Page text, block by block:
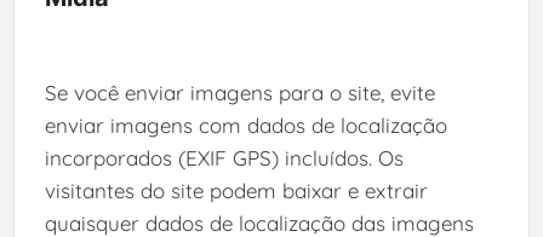
Se você enviar imagens para o site, evite
enviar imagens com dados de localização
incorporados (EXIF GPS) incluídos. Os
visitantes do site podem baixar e extrair
quaisquer dados de localização das imagens